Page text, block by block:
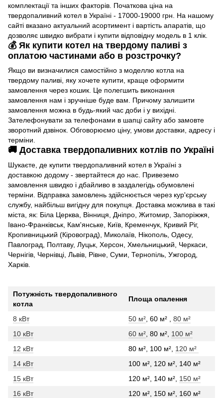
комплектації та інших факторів. Початкова ціна на
твердопаливний котел в Україні - 17000-19000 грн. На нашому
сайті вказано актуальний асортимент і вартість апаратів, що
дозволяє швидко вибрати і купити відповідну модель в 1 клік.
💰 Як купити котел на твердому паливі з
оплатою частинами або в розстрочку?
Якщо ви визначилися самостійно з моделлю котла на
твердому паливі, яку хочете купити, краще оформити
замовлення через кошик. Це полегшить виконання
замовлення нам і зручніше буде вам. Причому залишити
замовлення можна в будь-який час доби і у вихідні.
Зателефонувати за телефонами в шапці сайту або замовте
зворотний дзвінок. Обговорюємо ціну, умови доставки, адресу і
терміни.
🚚 Доставка твердопаливних котлів по Україні
Шукаєте, де купити твердопаливний котел в Україні з
доставкою додому - звертайтеся до нас. Привеземо
замовлення швидко і дбайливо в заздалегідь обумовлені
терміни. Відправка замовлень здійснюється через кур'єрську
службу, найбільш вигідну для покупця. Доставка можлива в такі
міста, як: Біла Церква, Вінниця, Дніпро, Житомир, Запоріжжя,
Івано-Франківськ, Кам'янське, Київ, Кременчук, Кривий Ріг,
Кропивницький (Кіровоград), Миколаїв, Нікополь, Одесу,
Павлоград, Полтаву, Луцьк, Херсон, Хмельницький, Черкаси,
Чернігів, Чернівці, Львів, Рівне, Суми, Тернопіль, Ужгород,
Харків.
Потужність твердопаливного
котла
Площа опалення
8 кВт 50 м² , 60 м² , 80 м²
10 кВт
60 м² , 80 м², 100 м²
12 кВт
80 м², 100 м², 120 м²
14 кВт
100 м², 120 м², 140 м²
15 кВт
120 м², 140 м², 150 м²
16 кВт
120 м², 150 м², 160 м²